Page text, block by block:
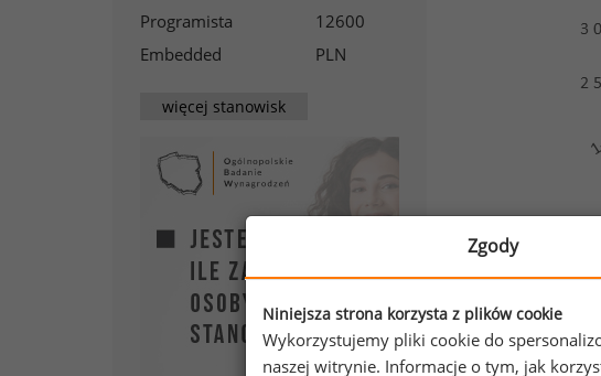
Programista
Embedded
12600
PLN
więcej stanowisk
Zgody
Niniejsza strona korzysta z plików cookie
Wykorzystujemy pliki cookie do
naszej witrynie. Informacje o tym, jak